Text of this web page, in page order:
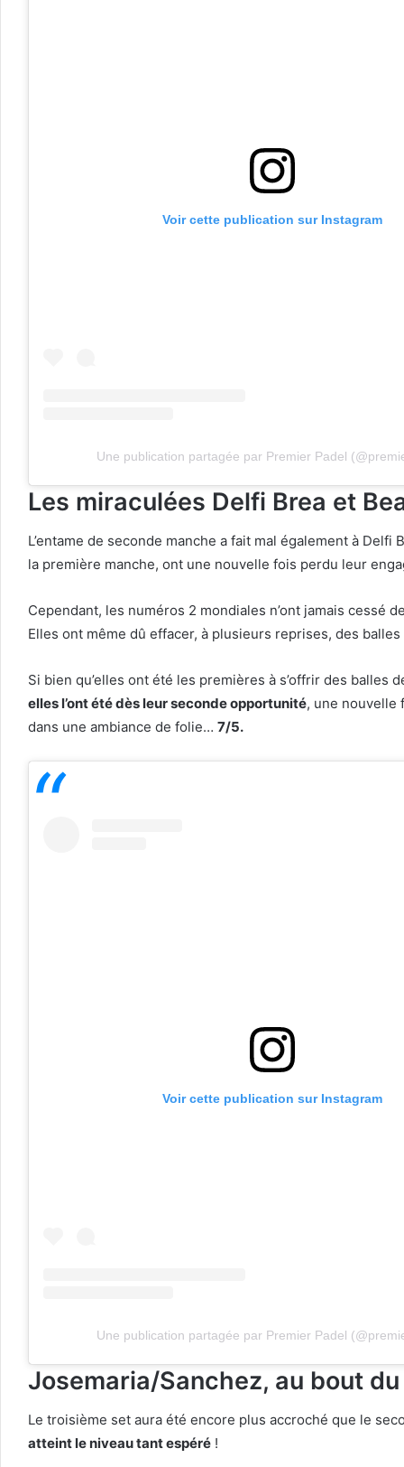
Voir cette publication sur Instagram
Une publication partagée par Premier Padel
Les miraculées Delfi Brea et
L’entame de seconde manche a fait mal également à Delfi
la première manche, ont une nouvelle fois perdu leur
Cependant, les numéros 2 mondiales n’ont jamais cessé
Elles ont même dû effacer, à plusieurs reprises, des
Si bien qu’elles ont été les premières à s’offrir des
elles l’ont été dès leur seconde opportunité, une nouvelle
dans une ambiance de folie… 7/5.
Voir cette publication sur Instagram
Une publication partagée par Premier Padel
Josemaria/Sanchez, au bout
Le troisième set aura été encore plus accroché que le
atteint le niveau tant espéré !